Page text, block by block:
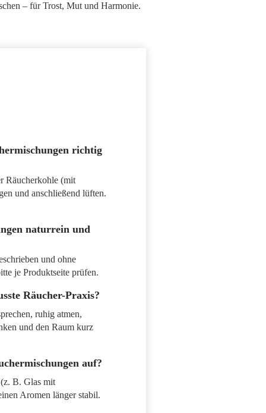
– für Trost, Mut und Harmonie.
richtig
Räucherkohle (mit
und anschließend lüften.
naturrein und
und ohne
je Produktseite prüfen.
Räucher-Praxis?
ruhig atmen,
und den Raum kurz
auf?
B. Glas mit
Aromen länger stabil.